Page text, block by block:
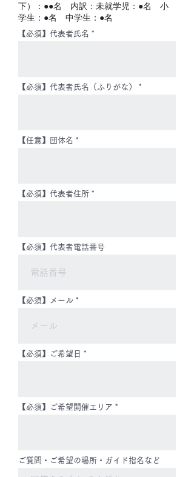
下）：●●名 内訳：未就学児：●名 小
学生：●名 中学生：●名
【必須】代表者氏名
【必須】代表者氏名（ふりがな）
【任意】団体名
【必須】代表者住所
【必須】代表者電話番号
【必須】メール
【必須】ご希望日
【必須】ご希望開催エリア
ご質問・ご希望の場所・ガイド指名など